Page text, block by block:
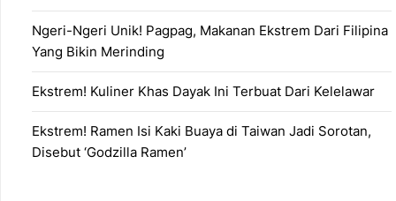
Ngeri-Ngeri Unik! Pagpag, Makanan Ekstrem Dari Filipina
Yang Bikin Merinding
Ekstrem! Kuliner Khas Dayak Ini Terbuat Dari Kelelawar
Ekstrem! Ramen Isi Kaki Buaya di Taiwan Jadi Sorotan,
Disebut ‘Godzilla Ramen’